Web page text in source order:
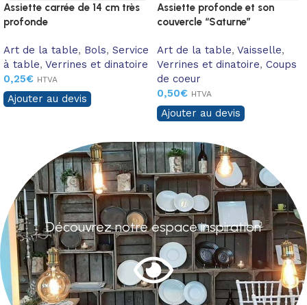
Assiette carrée de 14 cm très
profonde
Art de la table, Bols, Service
à table, Verrines et dinatoire
0,25€ HTVA
Ajouter au devis
Assiette profonde et son
couvercle “Saturne”
Art de la table, Vaisselle,
Verrines et dinatoire, Coups
de coeur
0,50€ HTVA
Ajouter au devis
Découvrez notre espace inspiration